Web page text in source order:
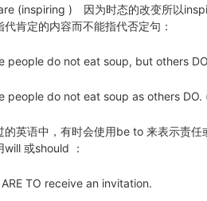
(inspiring ) 因为时态的改变所以
肯定的内容而不能指代否定句：
do not eat soup, but others
do not eat soup as others DO.
的英语中，有时会使用be to 来表示责
或should ：
TO receive an invitation.